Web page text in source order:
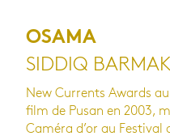
OSAMA
SIDDIQ
New Currents Awards
film de Pusan en 2003,
Caméra d’or au Festival